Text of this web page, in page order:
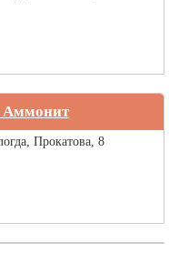
Аммонит
Прокатова, 8